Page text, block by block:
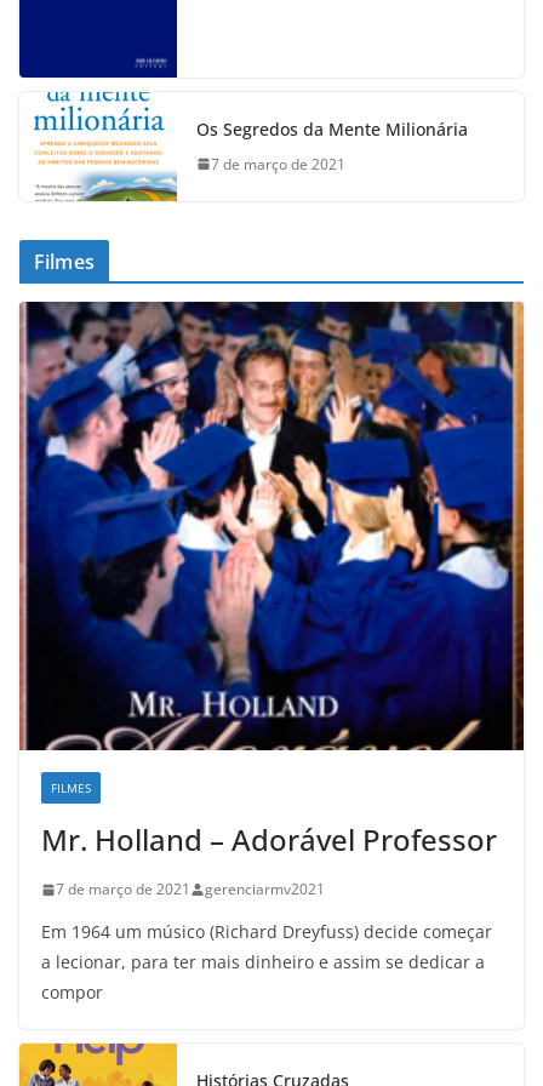
Os Segredos da Mente Milionária
7 de março de 2021
Filmes
FILMES
Mr. Holland – Adorável Professor
7 de março de 2021 gerenciarmv2021
Em 1964 um músico (Richard Dreyfuss) decide começar
a lecionar, para ter mais dinheiro e assim se dedicar a
compor
Histórias Cruzadas